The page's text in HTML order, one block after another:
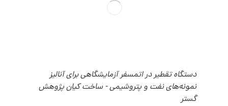
دستگاه تقطیر در اتمسفر آزمایشگاهی برای آنالیز
نمونه‌های نفت و پتروشیمی - ساخت کیان پژوهش
گستر